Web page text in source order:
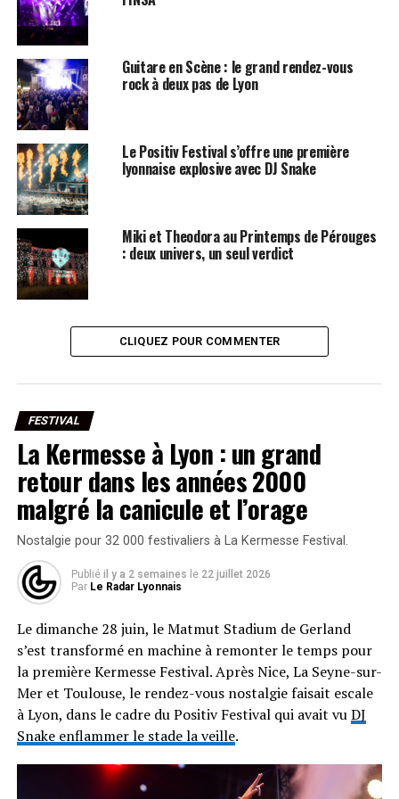
Guitare en Scène : le grand rendez-vous
rock à deux pas de Lyon
Le Positiv Festival s’offre une première
lyonnaise explosive avec DJ Snake
Miki et Theodora au Printemps de Pérouges
: deux univers, un seul verdict
CLIQUEZ POUR COMMENTER
FESTIVAL
La Kermesse à Lyon : un grand
retour dans les années 2000
malgré la canicule et l’orage
Nostalgie pour 32 000 festivaliers à La Kermesse Festival.
Publié il y a 2 semaines le 22 juillet 2026
Par Le Radar Lyonnais
Le dimanche 28 juin, le Matmut Stadium de Gerland
s’est transformé en machine à remonter le temps pour
la première Kermesse Festival. Après Nice, La Seyne-sur-
Mer et Toulouse, le rendez-vous nostalgie faisait escale
à Lyon, dans le cadre du Positiv Festival qui avait vuDJ
Snake enflammer le stade la veille.